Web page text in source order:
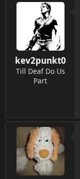
kev2punkt0
Till Deaf Do Us
Part